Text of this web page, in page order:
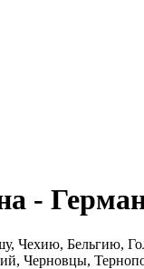
-
Чехию, Бельгию,
Черновцы,